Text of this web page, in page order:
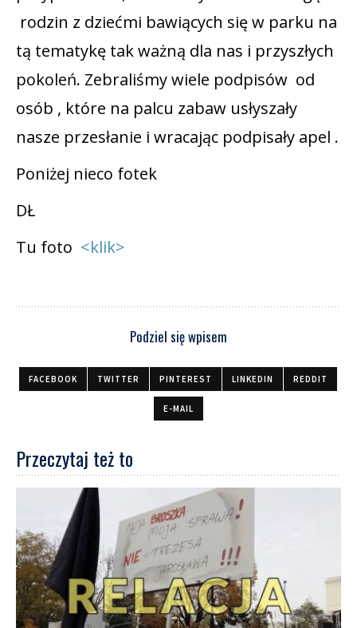
rodzin z dziećmi bawiących się w parku na
tą tematykę tak ważną dla nas i przyszłych
pokoleń. Zebraliśmy wiele podpisów od
osób , które na palcu zabaw usłyszały
nasze przesłanie i wracając podpisały apel .
Poniżej nieco fotek
DŁ
Tu foto <klik>
Podziel się wpisem
FACEBOOK TWITTER PINTEREST LINKEDIN REDDIT
E-MAIL
Przeczytaj też to